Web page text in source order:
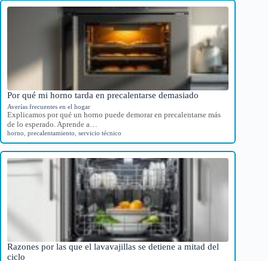
Por qué mi horno tarda en precalentarse demasiado
Averías frecuentes en el hogar
Explicamos por qué un horno puede demorar en precalentarse más
de lo esperado. Aprende a…
horno precalentamiento servicio técnico
Razones por las que el lavavajillas se detiene a mitad del
ciclo